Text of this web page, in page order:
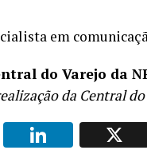
em
do Varejo da
da Central
WhatsApp